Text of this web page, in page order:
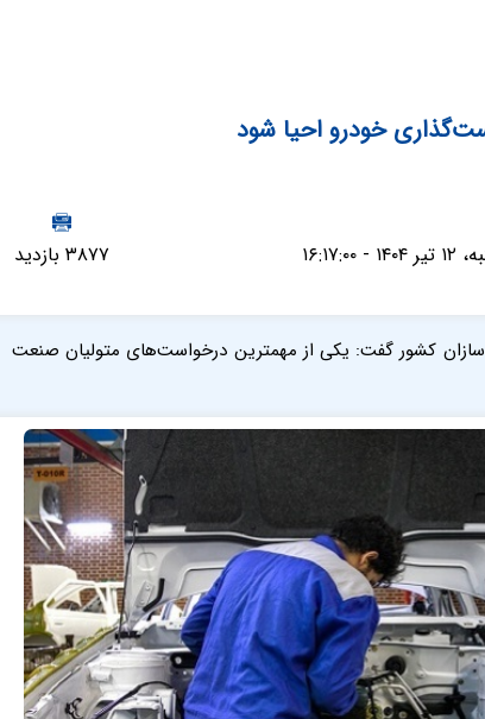
خودرو احیا شود
۳۸۷۷ بازدید
کشور گفت: یکی از مهمترین درخواست‌های متولیان صنعت